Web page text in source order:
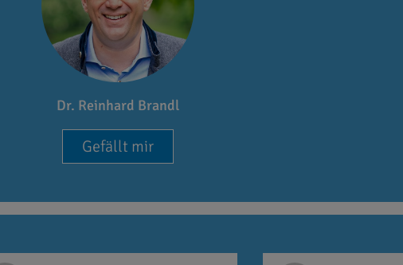
Dr. Reinhard Brandl
Gefällt mir